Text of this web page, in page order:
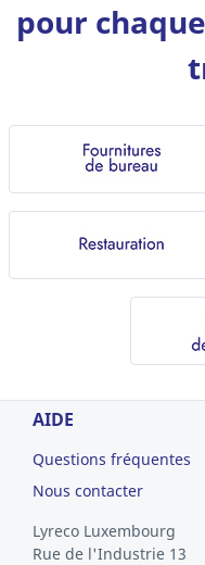
pour
AIDE
Questions fréquentes
Nous contacter
Lyreco Luxembourg
Rue de l'Industrie 13